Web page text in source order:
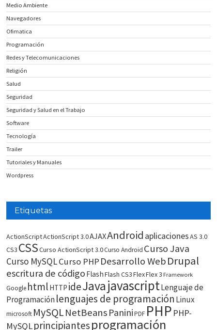
Medio Ambiente
Navegadores
Ofimatica
Programación
Redes y Telecomunicaciones
Religión
Salud
Seguridad
Seguridad y Salud en el Trabajo
Software
Tecnología
Trailer
Tutoriales y Manuales
Wordpress
Etiquetas
ActionScriptActionScript 3.0AJAXAndroid aplicacionesAS 3.0
CS3 CSSCurso ActionScript 3.0Curso Android Curso Java
Curso MySQLCurso PHP Desarrollo WebDrupal
escritura de código FlashFlash CS3FlexFlex 3 Framework
Google html HTTP ideJavajavascriptLenguaje de
Programaciónlenguajes de programación Linux
microsoft MySQLNetBeans Panini PDF PHP PHP-
MySQLprincipiantesprogramación